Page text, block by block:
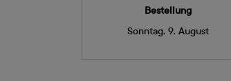
Bestellung
Sonntag, 9. August